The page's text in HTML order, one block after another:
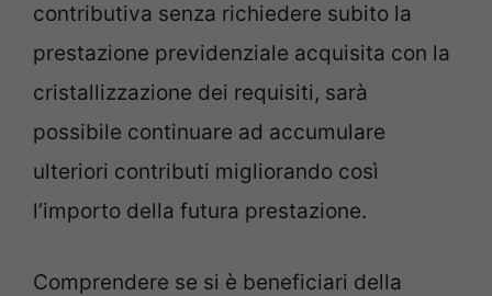
contributiva senza richiedere subito la
prestazione previdenziale acquisita con la
cristallizzazione dei requisiti, sarà
possibile continuare ad accumulare
ulteriori contributi migliorando così
l’importo della futura prestazione.
Comprendere se si è beneficiari della